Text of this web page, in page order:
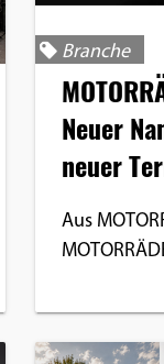
Branche
Neuer
neuer
Aus